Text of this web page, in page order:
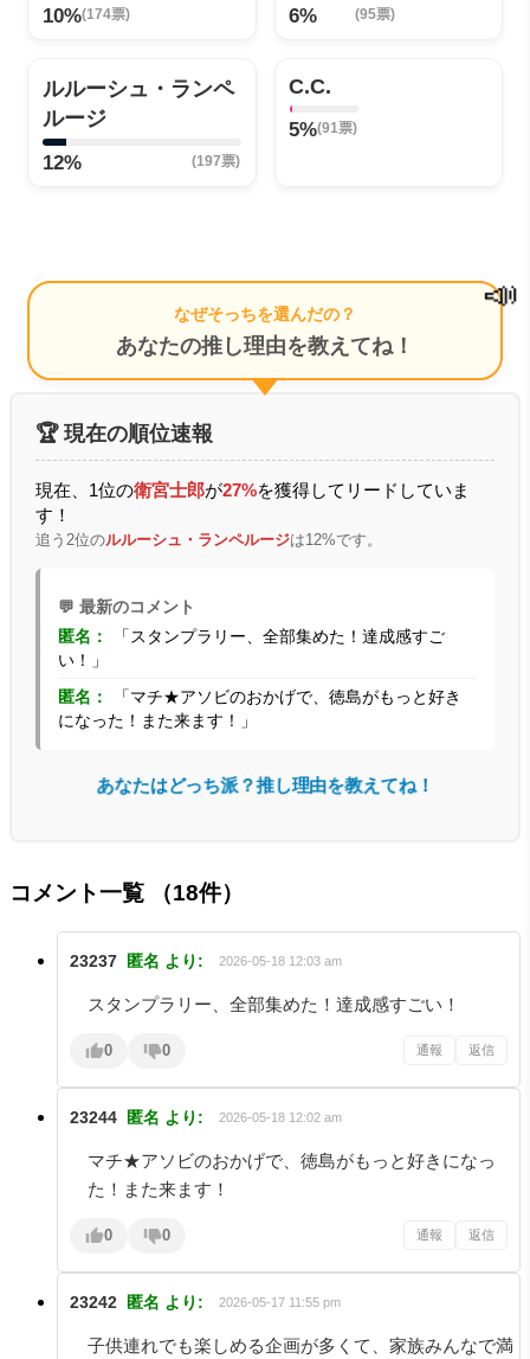
10%(174票) 6% (95票)
ルルーシュ・ランペ
ルージ
12% (197票)
C.C.
5%(91票)
なぜそっちを選んだの？
あなたの推し理由を教えてね！
📣
🏆 現在の順位速報
現在、1位の衛宮士郎が27%を獲得してリードしていま
す！
追う2位のルルーシュ・ランペルージは12%です。
💬 最新のコメント
匿名：
「スタンプラリー、全部集めた！達成感すご
い！」
匿名：
「マチ★アソビのおかげで、徳島がもっと好き
になった！また来ます！」
あなたはどっち派？推し理由を教えてね！
コメント一覧 （18件）
23237 匿名 より: 2026-05-18 12:03 am
スタンプラリー、全部集めた！達成感すごい！
0 0 通報 返信
23244 匿名 より: 2026-05-18 12:02 am
マチ★アソビのおかげで、徳島がもっと好きになっ
た！また来ます！
0 0 通報 返信
23242 匿名 より: 2026-05-17 11:55 pm
子供連れでも楽しめる企画が多くて、家族みんなで満